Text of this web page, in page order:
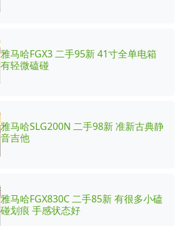
雅马哈FGX3 二手95新 41寸全单电箱
有轻微磕碰
雅马哈SLG200N 二手98新 准新古典静
音吉他
雅马哈FGX830C 二手85新 有很多小磕
碰划痕 手感状态好